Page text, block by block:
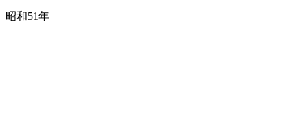
昭和51年